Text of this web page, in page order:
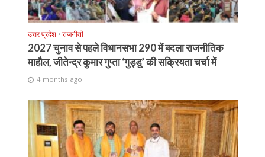
उत्तर प्रदेश • राजनीती
2027 चुनाव से पहले विधानसभा 290 में बदला राजनीतिक
माहौल, जीतेन्द्र कुमार गुप्ता ‘गुड्डू’ की सक्रियता चर्चा में
4 months ago